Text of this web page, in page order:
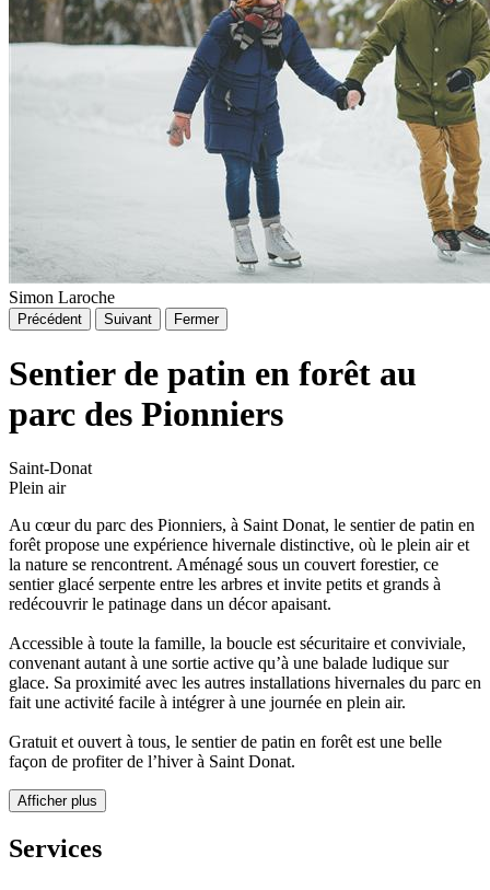
Simon Laroche
Précédent Suivant Fermer
Sentier de patin en forêt au
parc des Pionniers
Saint-Donat
Plein air
Au cœur du parc des Pionniers, à Saint Donat, le sentier de patin en
forêt propose une expérience hivernale distinctive, où le plein air et
la nature se rencontrent. Aménagé sous un couvert forestier, ce
sentier glacé serpente entre les arbres et invite petits et grands à
redécouvrir le patinage dans un décor apaisant.
Accessible à toute la famille, la boucle est sécuritaire et conviviale,
convenant autant à une sortie active qu’à une balade ludique sur
glace. Sa proximité avec les autres installations hivernales du parc en
fait une activité facile à intégrer à une journée en plein air.
Gratuit et ouvert à tous, le sentier de patin en forêt est une belle
façon de profiter de l’hiver à Saint Donat.
Afficher plus
Services